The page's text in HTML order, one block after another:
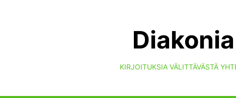
KIRJOITUKSIA VÄLITTÄVÄSTÄ